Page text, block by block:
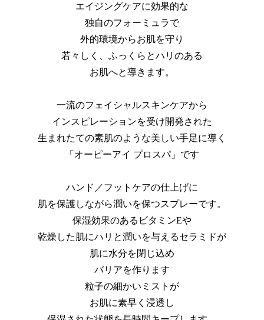
エイジングケアに効果的な
独自のフォーミュラで
外的環境からお肌を守り
若々しく、ふっくらとハリのある
お肌へと導きます。
一流のフェイシャルスキンケアから
インスピレーションを受け開発された
生まれたての素肌のような美しい手足に導く
「オーピーアイ プロスパ」です
ハンド／フットケアの仕上げに
肌を保護しながら潤いを保つスプレーです。
保湿効果のあるビタミンEや
乾燥した肌にハリと潤いを与えるセラミドが
肌に水分を閉じ込め
バリアを作ります
粒子の細かいミストが
お肌に素早く浸透し